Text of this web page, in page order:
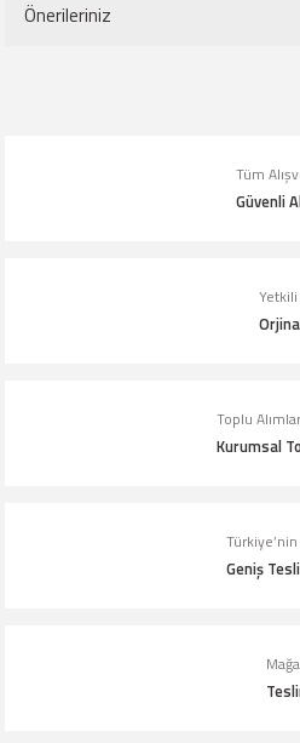
Önerileriniz
Görüş ve önerileriniz için teşekkür ederiz.
Ürün açıklamasında eksik bilgiler
Ürün bilgilerinde hatalar bulunuyor.
Gönder
Tüm
Güvenli
Yetkili
Toplu
Kurumsal
Geniş